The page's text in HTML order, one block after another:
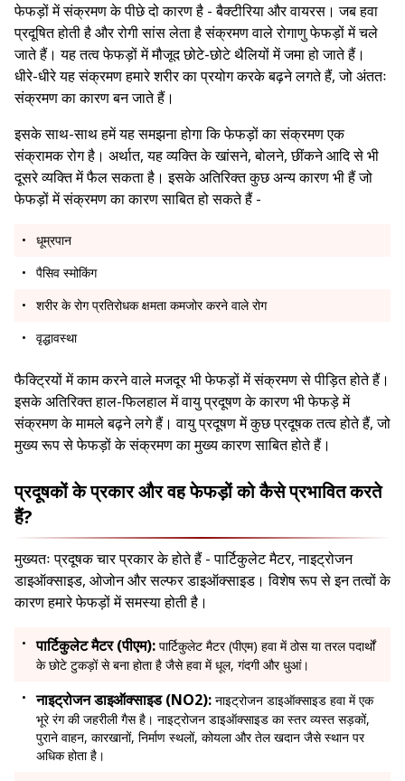
फेफड़ों में संक्रमण के पीछे दो कारण है - बैक्टीरिया और वायरस। जब हवा
प्रदूषित होती है और रोगी सांस लेता है संक्रमण वाले रोगाणु फेफड़ों में चले
जाते हैं। यह तत्व फेफड़ों में मौजूद छोटे-छोटे थैलियों में जमा हो जाते हैं।
धीरे-धीरे यह संक्रमण हमारे शरीर का प्रयोग करके बढ़ने लगते हैं, जो अंततः
संक्रमण का कारण बन जाते हैं।
इसके साथ-साथ हमें यह समझना होगा कि फेफड़ों का संक्रमण एक
संक्रामक रोग है। अर्थात, यह व्यक्ति के खांसने, बोलने, छींकने आदि से भी
दूसरे व्यक्ति में फैल सकता है। इसके अतिरिक्त कुछ अन्य कारण भी हैं जो
फेफड़ों में संक्रमण का कारण साबित हो सकते हैं -
धूम्रपान
पैसिव स्मोकिंग
शरीर के रोग प्रतिरोधक क्षमता कमजोर करने वाले रोग
वृद्धावस्था
फैक्ट्रियों में काम करने वाले मजदूर भी फेफड़ों में संक्रमण से पीड़ित होते हैं।
इसके अतिरिक्त हाल-फिलहाल में वायु प्रदूषण के कारण भी फेफड़े में
संक्रमण के मामले बढ़ने लगे हैं। वायु प्रदूषण में कुछ प्रदूषक तत्व होते हैं, जो
मुख्य रूप से फेफड़ों के संक्रमण का मुख्य कारण साबित होते हैं।
प्रदूषकों के प्रकार और वह फेफड़ों को कैसे प्रभावित करते
हैं?
मुख्यतः प्रदूषक चार प्रकार के होते हैं - पार्टिकुलेट मैटर, नाइट्रोजन
डाइऑक्साइड, ओजोन और सल्फर डाइऑक्साइड। विशेष रूप से इन तत्वों के
कारण हमारे फेफड़ों में समस्या होती है।
पार्टिकुलेट मैटर (पीएम): पार्टिकुलेट मैटर (पीएम) हवा में ठोस या तरल पदार्थों
के छोटे टुकड़ों से बना होता है जैसे हवा में धूल, गंदगी और धुआं।
नाइट्रोजन डाइऑक्साइड (NO2): नाइट्रोजन डाइऑक्साइड हवा में एक
भूरे रंग की जहरीली गैस है। नाइट्रोजन डाइऑक्साइड का स्तर व्यस्त सड़कों,
पुराने वाहन, कारखानों, निर्माण स्थलों, कोयला और तेल खदान जैसे स्थान पर
अधिक होता है।